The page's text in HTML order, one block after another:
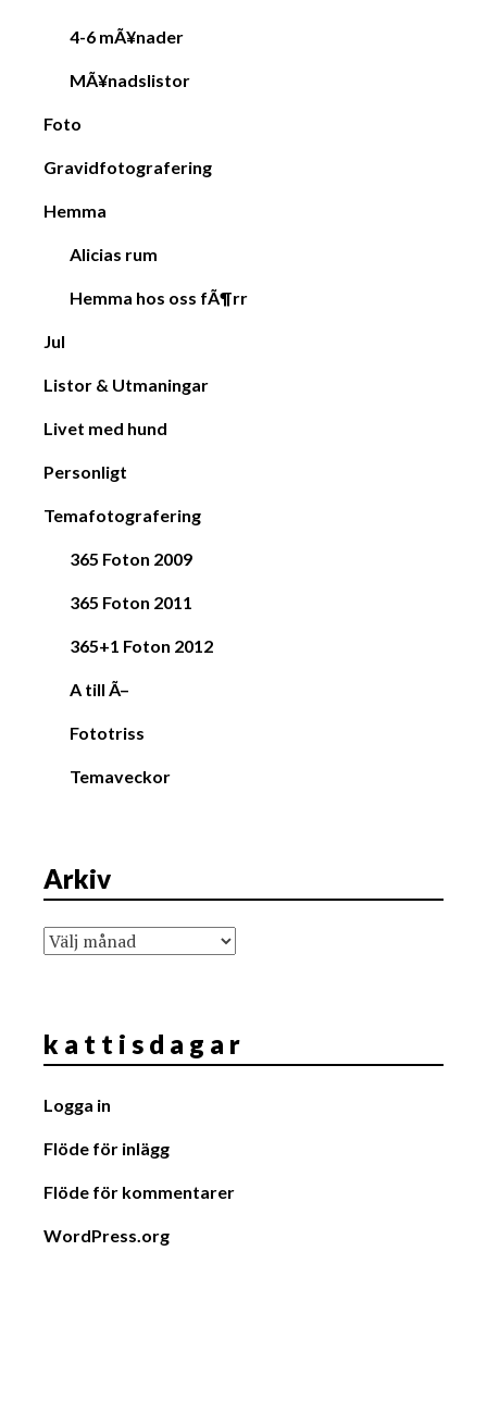
4-6 mÃ¥nader
MÃ¥nadslistor
Foto
Gravidfotografering
Hemma
Alicias rum
Hemma hos oss fÃ¶rr
Jul
Listor & Utmaningar
Livet med hund
Personligt
Temafotografering
365 Foton 2009
365 Foton 2011
365+1 Foton 2012
A till Ã–
Fototriss
Temaveckor
Arkiv
Arkiv
k a t t i s d a g a r
Logga in
Flöde för inlägg
Flöde för kommentarer
WordPress.org